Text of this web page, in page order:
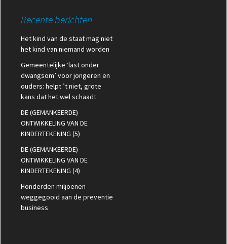
Recente berichten
Het kind van de staat mag niet
het kind van niemand worden
Gemeentelijke ‘last onder
dwangsom’ voor jongeren en
ouders: helpt ’t niet, grote
kans dat het wel schaadt
DE (GEMANKEERDE)
ONTWIKKELING VAN DE
KINDERTEKENING (5)
DE (GEMANKEERDE)
ONTWIKKELING VAN DE
KINDERTEKENING (4)
Honderden miljoenen
weggegooid aan de preventie
business